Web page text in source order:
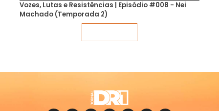
Vozes, Lutas e Resistências | Episódio #008 - Nei
Machado (Temporada 2)